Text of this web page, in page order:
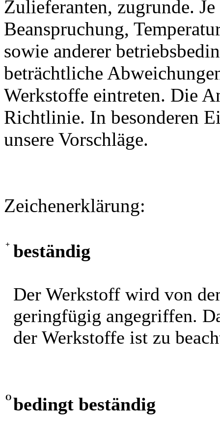
Zulieferanten, zugrunde.
Beanspruchung,
sowie anderer
beträchtliche
Werkstoffe eintreten. Die
Richtlinie. In besonderen
unsere Vorschläge.
Zeichenerklärung:
+ beständig
Der Werkstoff wird von
geringfügig angegriffen.
der Werkstoffe ist zu
O bedingt beständig